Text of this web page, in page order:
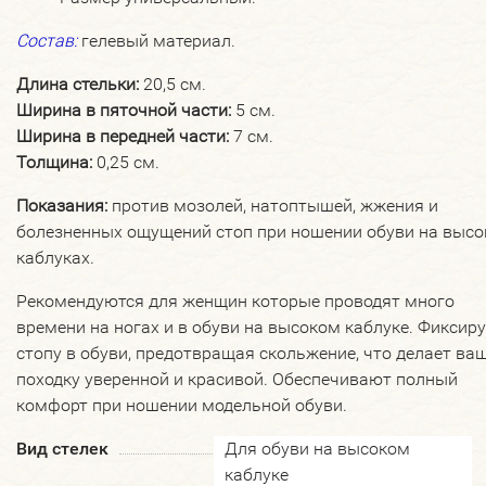
Состав: гелевый материал.
Длина стельки: 20,5 см.
Ширина в пяточной части: 5 см.
Ширина в передней части: 7 см.
Толщина: 0,25 см.
Показания: против мозолей, натоптышей, жжения и
болезненных ощущений стоп при ношении обуви на
каблуках.
Рекомендуются для женщин которые проводят много
времени на ногах и в обуви на высоком каблуке.
стопу в обуви, предотвращая скольжение, что делает
походку уверенной и красивой. Обеспечивают полный
комфорт при ношении модельной обуви.
Вид стелек
Для обуви на высоком
каблуке